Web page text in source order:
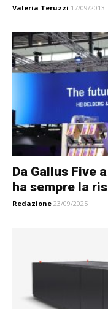
Valeria Teruzzi 17/09/2013
Da Gallus Five
ha sempre la
Redazione 23/09/2025